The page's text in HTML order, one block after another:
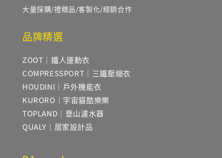
大量採購/禮贈品/客製化/經銷合作
品牌精選
ZOOT｜鐵人運動衣
COMPRESSPORT｜三鐵壓縮衣
HOUDINI｜戶外機能衣
KURORO｜宇宙貓酷樂樂
TOPLAND｜登山濾水器
QUALY｜居家設計品